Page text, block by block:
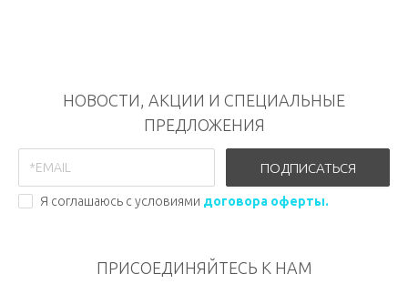
НОВОСТИ, АКЦИИ И СПЕЦИАЛЬНЫЕ
ПРЕДЛОЖЕНИЯ
ПОДПИСАТЬСЯ
Я соглашаюсь с условиями договора оферты.
ПРИСОЕДИНЯЙТЕСЬ К НАМ